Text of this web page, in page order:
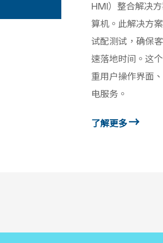
HMI）整合解决
算机。此解决方
试配测试，确保
速落地时间。这
重用户操作界面
电服务。
了解更多